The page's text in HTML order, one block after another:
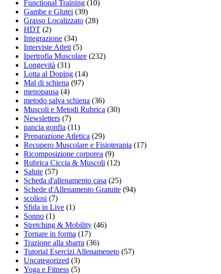
Functional Training (10)
Gambe e Glutei (39)
Grasso Localizzato (28)
HDT (2)
Integrazione (34)
Interviste Atleti (5)
Ipertrofia Muscolare (232)
Longevità (31)
Lotta al Doping (14)
Mal di schiena (97)
menopausa (4)
metodo salva schiena (36)
Muscoli e Metodi Rubrica (30)
Newsletters (7)
pancia gonfia (11)
Preparazione Atletica (29)
Recupero Muscolare e Fisioterapia (17)
Ricomposizione corporea (9)
Rubrica Ciccia & Muscoli (12)
Salute (57)
Scheda d'allenamento casa (25)
Schede d'Allenamento Gratuite (94)
scoliosi (7)
Sfida in Live (1)
Sonno (1)
Stretching & Mobility (46)
Tornare in forma (17)
Trazione alla sbarra (36)
Tutorial Esercizi Allenameneto (57)
Uncategorized (3)
Yoga e Fitness (5)